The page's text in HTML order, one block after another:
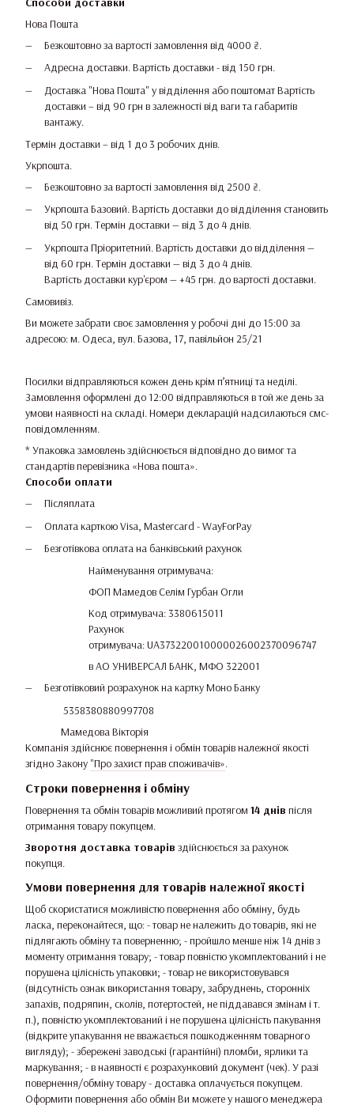
Нова Пошта
Безкоштовно за вартості замовлення від 4000 ₴.
Адресна доставки. Вартість доставки - від 150 грн.
Доставка "Нова Пошта" у відділення або поштомат Вартість
доставки – від 90 грн в залежності від ваги та габаритів
вантажу.
Термін доставки – від 1 до 3 робочих днів.
Укрпошта.
Безкоштовно за вартості замовлення від 2500 ₴.
Укрпошта Базовий. Вартість доставки до відділення становить
від 50 грн. Термін доставки — від 3 до 4 днів.
Укрпошта Пріоритетний. Вартість доставки до відділення —
від 60 грн. Термін доставки — від 3 до 4 днів.
Вартість доставки кур'єром — +45 грн. до вартості доставки.
Самовивіз.
Ви можете забрати своє замовлення у робочі дні до 15:00 за
адресою: м. Одеса, вул. Базова, 17, павільйон 25/21
Посилки відправляються кожен день крім п’ятниці та неділі.
Замовлення оформлені до 12:00 відправляються в той же день за
умови наявності на складі. Номери декларацій надсилаються смс-
повідомленням.
* Упаковка замовлень здійснюється відповідно до вимог та
стандартів перевізника «Нова пошта».
Способи оплати
Післяплата
Оплата карткою Visa, Mastercard - WayForPay
Безготівкова оплата на банківський рахунок
Найменування отримувача:
ФОП Мамедов Селім Гурбан Огли
Код отримувача: 3380615011
Рахунок
отримувача: UA373220010000026002370096747
в АО УНИВЕРСАЛ БАНК, МФО 322001
Безготівковий розрахунок на картку Моно Банку
5358380880997708
Мамедова Вікторія
Компанія здійснює повернення і обмін товарів належної якості
згідно Закону "Про захист прав споживачів».
Строки повернення і обміну
Повернення та обмін товарів можливий протягом 14 днів після
отримання товару покупцем.
Зворотня доставка товарів здійснюється за рахунок
покупця.
Умови повернення для товарів належної якості
Щоб скористатися можливістю повернення або обміну, будь
ласка, переконайтеся, що: - товар не належить до товарів, які не
підлягають обміну та поверненню; - пройшло менше ніж 14 днів з
моменту отримання товару; - товар повністю укомплектований і не
порушена цілісність упаковки; - товар не використовувався
(відсутність ознак використання товару, забруднень, сторонніх
запахів, подряпин, сколів, потертостей, не піддавався змінам і т.
п.), повністю укомплектований і не порушена цілісність пакування
(відкрите упакування не вважається пошкодженням товарного
вигляду); - збережені заводські (гарантійні) пломби, ярлики та
маркування; - в наявності є розрахунковий документ (чек). У разі
повернення/обміну товару - доставка оплачується покупцем.
Оформити повернення або обмін Ви можете у нашого менеджера